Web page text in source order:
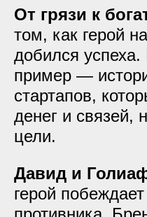
От грязи к
том, как герой
добился успеха.
пример —
стартапов,
денег и связей,
цели.
Давид и
герой